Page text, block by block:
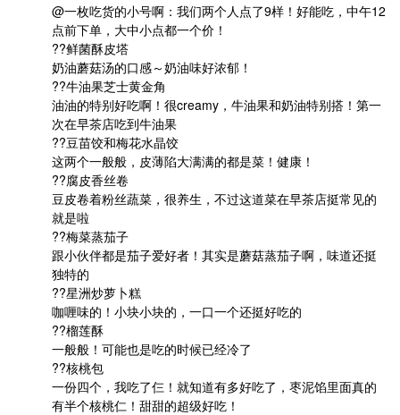
@一枚吃货的小号啊：我们两个人点了9样！好能吃，中午12
点前下单，大中小点都一个价！
??鲜菌酥皮塔
奶油蘑菇汤的口感～奶油味好浓郁！
??牛油果芝士黄金角
油油的特别好吃啊！很creamy，牛油果和奶油特别搭！第一
次在早茶店吃到牛油果
??豆苗饺和梅花水晶饺
这两个一般般，皮薄陷大满满的都是菜！健康！
??腐皮香丝卷
豆皮卷着粉丝蔬菜，很养生，不过这道菜在早茶店挺常见的
就是啦
??梅菜蒸茄子
跟小伙伴都是茄子爱好者！其实是蘑菇蒸茄子啊，味道还挺
独特的
??星洲炒萝卜糕
咖喱味的！小块小块的，一口一个还挺好吃的
??榴莲酥
一般般！可能也是吃的时候已经冷了
??核桃包
一份四个，我吃了仨！就知道有多好吃了，枣泥馅里面真的
有半个核桃仁！甜甜的超级好吃！